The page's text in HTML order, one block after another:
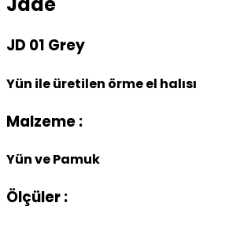
JD 01 Grey
Yün ile üretilen örme el halısı
Malzeme :
Yün ve Pamuk
Ölçüler :